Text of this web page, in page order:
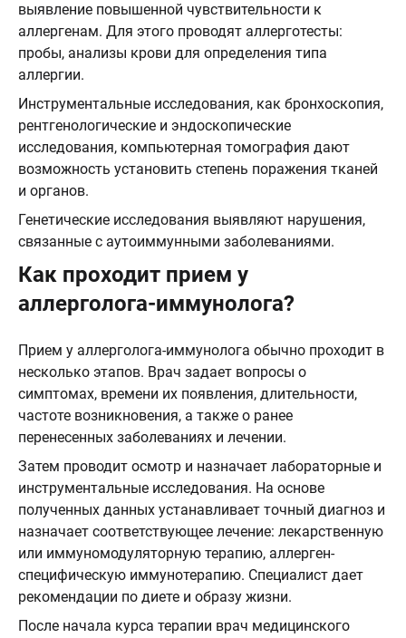
выявление повышенной чувствительности к
аллергенам. Для этого проводят аллерготесты:
пробы, анализы крови для определения типа
аллергии.
Инструментальные исследования, как бронхоскопия,
рентгенологические и эндоскопические
исследования, компьютерная томография дают
возможность установить степень поражения тканей
и органов.
Генетические исследования выявляют нарушения,
связанные с аутоиммунными заболеваниями.
Как проходит прием у
аллерголога-иммунолога?
Прием у аллерголога-иммунолога обычно проходит в
несколько этапов. Врач задает вопросы о
симптомах, времени их появления, длительности,
частоте возникновения, а также о ранее
перенесенных заболеваниях и лечении.
Затем проводит осмотр и назначает лабораторные и
инструментальные исследования. На основе
полученных данных устанавливает точный диагноз и
назначает соответствующее лечение: лекарственную
или иммуномодуляторную терапию, аллерген-
специфическую иммунотерапию. Специалист дает
рекомендации по диете и образу жизни.
После начала курса терапии врач медицинского